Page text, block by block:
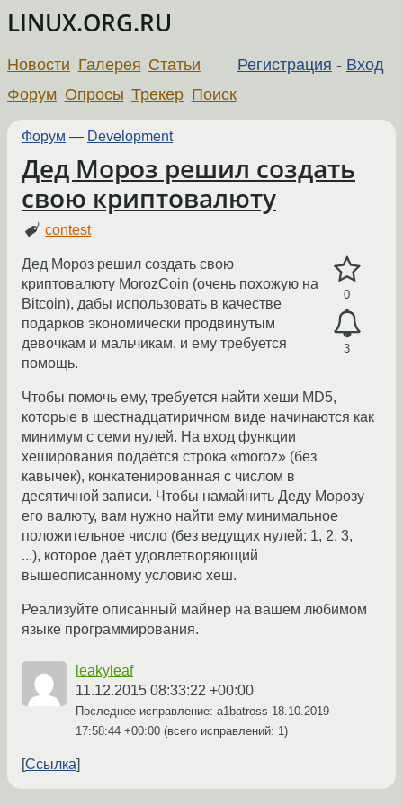
LINUX.ORG.RU
Регистрация - Вход
Новости Галерея Статьи
Форум Опросы Трекер Поиск
Форум — Development
Дед Мороз решил создать
свою криптовалюту
contest
0
3
Дед Мороз решил создать свою
криптовалюту MorozCoin (очень похожую на
Bitcoin), дабы использовать в качестве
подарков экономически продвинутым
девочкам и мальчикам, и ему требуется
помощь.
Чтобы помочь ему, требуется найти хеши MD5,
которые в шестнадцатиричном виде начинаются как
минимум с семи нулей. На вход функции
хеширования подаётся строка «moroz» (без
кавычек), конкатенированная с числом в
десятичной записи. Чтобы намайнить Деду Морозу
его валюту, вам нужно найти ему минимальное
положительное число (без ведущих нулей: 1, 2, 3,
...), которое даёт удовлетворяющий
вышеописанному условию хеш.
Реализуйте описанный майнер на вашем любимом
языке программирования.
leakyleaf
11.12.2015 08:33:22 +00:00
Последнее исправление: a1batross 18.10.2019
17:58:44 +00:00 (всего исправлений: 1)
Ссылка